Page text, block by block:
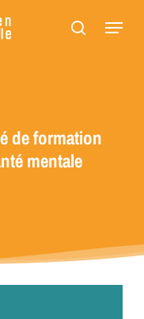
Menu
de formation
mentale